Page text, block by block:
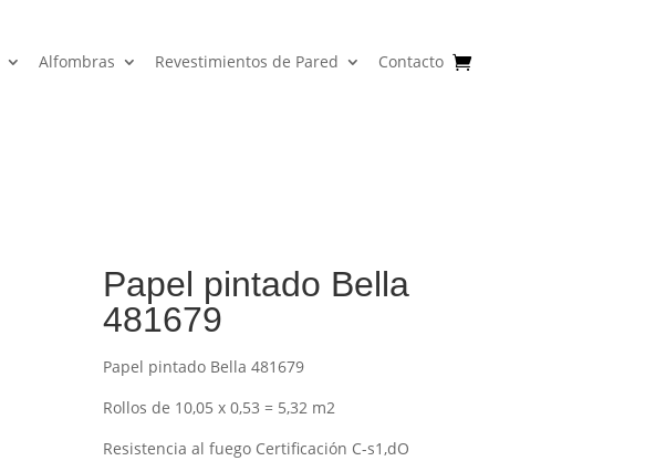
Alfombras Revestimientos de Pared Contacto
Papel pintado Bella
481679
Papel pintado Bella 481679
Rollos de 10,05 x 0,53 = 5,32 m2
Resistencia al fuego Certificación C-s1,dO